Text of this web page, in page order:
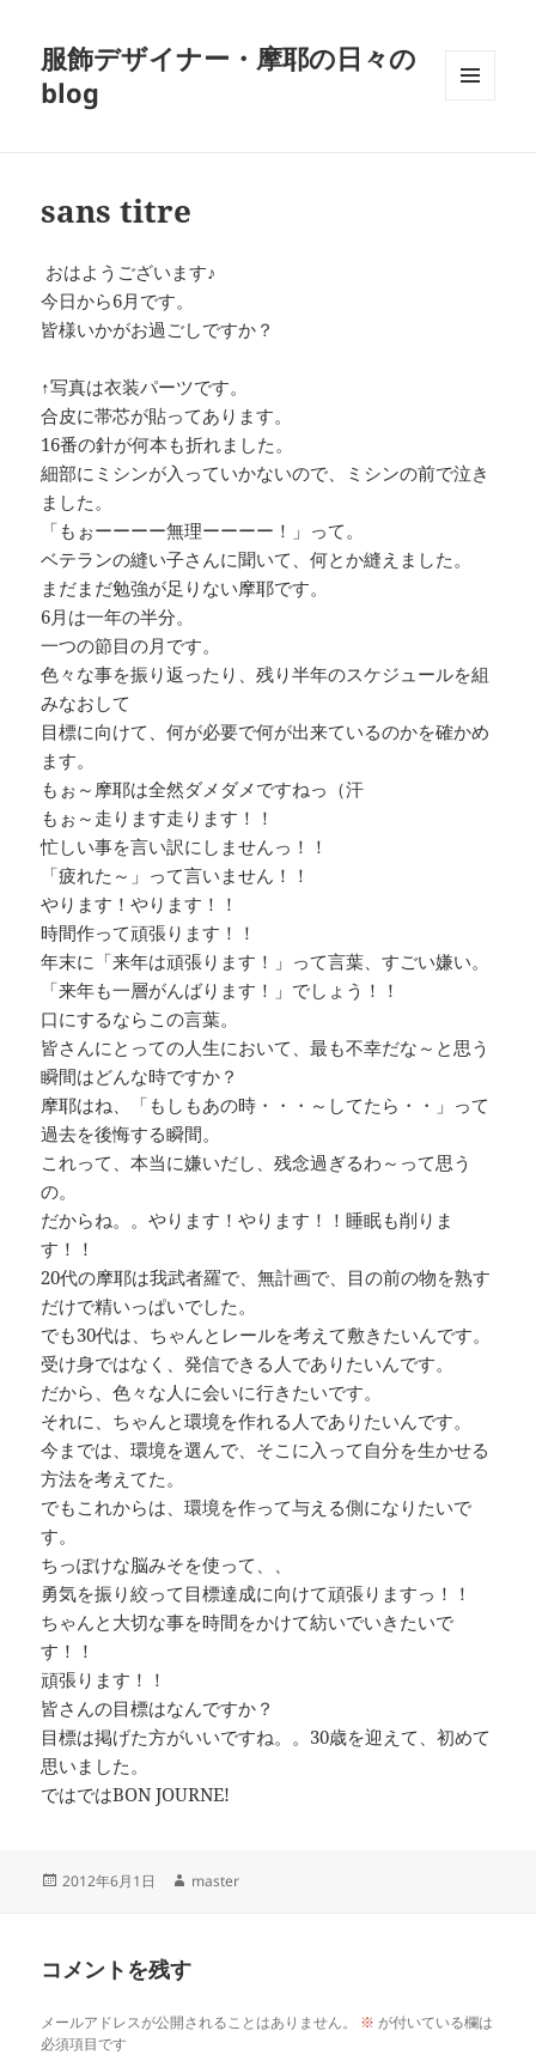
服飾デザイナー・摩耶の日々の
blog
sans titre
おはようございます♪
今日から6月です。
皆様いかがお過ごしですか？
↑写真は衣装パーツです。
合皮に帯芯が貼ってあります。
16番の針が何本も折れました。
細部にミシンが入っていかないので、ミシンの前で泣き
ました。
「もぉーーーー無理ーーーー！」って。
ベテランの縫い子さんに聞いて、何とか縫えました。
まだまだ勉強が足りない摩耶です。
6月は一年の半分。
一つの節目の月です。
色々な事を振り返ったり、残り半年のスケジュールを組
みなおして
目標に向けて、何が必要で何が出来ているのかを確かめ
ます。
もぉ～摩耶は全然ダメダメですねっ（汗
もぉ～走ります走ります！！
忙しい事を言い訳にしませんっ！！
「疲れた～」って言いません！！
やります！やります！！
時間作って頑張ります！！
年末に「来年は頑張ります！」って言葉、すごい嫌い。
「来年も一層がんばります！」でしょう！！
口にするならこの言葉。
皆さんにとっての人生において、最も不幸だな～と思う
瞬間はどんな時ですか？
摩耶はね、「もしもあの時・・・～してたら・・」って
過去を後悔する瞬間。
これって、本当に嫌いだし、残念過ぎるわ～って思う
の。
だからね。。やります！やります！！睡眠も削りま
す！！
20代の摩耶は我武者羅で、無計画で、目の前の物を熟す
だけで精いっぱいでした。
でも30代は、ちゃんとレールを考えて敷きたいんです。
受け身ではなく、発信できる人でありたいんです。
だから、色々な人に会いに行きたいです。
それに、ちゃんと環境を作れる人でありたいんです。
今までは、環境を選んで、そこに入って自分を生かせる
方法を考えてた。
でもこれからは、環境を作って与える側になりたいで
す。
ちっぽけな脳みそを使って、、
勇気を振り絞って目標達成に向けて頑張りますっ！！
ちゃんと大切な事を時間をかけて紡いでいきたいで
す！！
頑張ります！！
皆さんの目標はなんですか？
目標は掲げた方がいいですね。。30歳を迎えて、初めて
思いました。
ではではBON JOURNE!
投
2012年6月1日
作
master
コメントを残す
メールアドレスが公開されることはありません。 ※ が付いている欄は
必須項目です